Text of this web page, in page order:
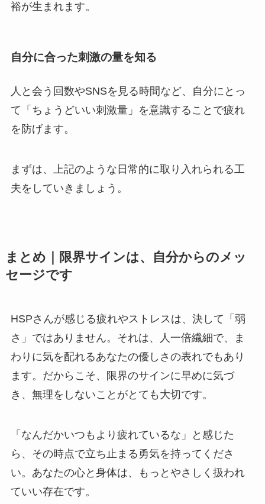
裕が生まれます。
自分に合った刺激の量を知る
人と会う回数やSNSを見る時間など、自分にとっ
て「ちょうどいい刺激量」を意識することで疲れ
を防げます。
まずは、上記のような日常的に取り入れられる工
夫をしていきましょう。
まとめ｜限界サインは、自分からのメッ
セージです
HSPさんが感じる疲れやストレスは、決して「弱
さ」ではありません。それは、人一倍繊細で、ま
わりに気を配れるあなたの優しさの表れでもあり
ます。だからこそ、限界のサインに早めに気づ
き、無理をしないことがとても大切です。
「なんだかいつもより疲れているな」と感じた
ら、その時点で立ち止まる勇気を持ってくださ
い。あなたの心と身体は、もっとやさしく扱われ
ていい存在です。